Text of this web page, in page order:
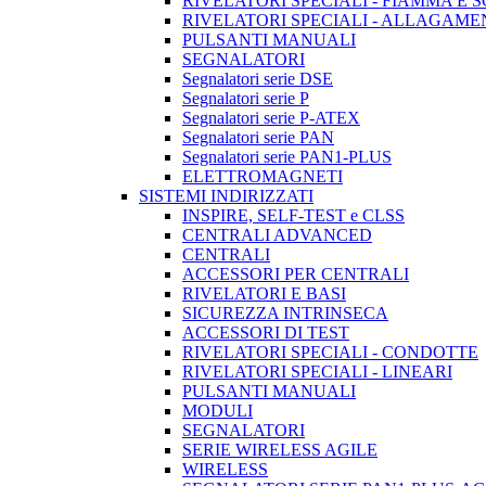
RIVELATORI SPECIALI -
PULSANTI MANUALI
SEGNALATORI
Segnalatori serie DSE
Segnalatori serie P
Segnalatori serie P-ATEX
Segnalatori serie PAN
Segnalatori serie PAN1-PLUS
ELETTROMAGNETI
SISTEMI INDIRIZZATI
INSPIRE, SELF-TEST e CLSS
CENTRALI ADVANCED
CENTRALI
ACCESSORI PER CENTRALI
RIVELATORI E BASI
SICUREZZA INTRINSECA
ACCESSORI DI TEST
RIVELATORI SPECIALI - CONDOTTE
RIVELATORI SPECIALI - LINEARI
PULSANTI MANUALI
MODULI
SEGNALATORI
SERIE WIRELESS AGILE
WIRELESS